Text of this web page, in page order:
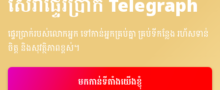
ផ្ទេរប្រាក់របស់លោកអ្នក ទៅកាន់អ្នកគ្រប់គ្នា គ្រប់ទីកន្លែង រហ័សទាន់
ចិត្ត និងសុវត្ថិភាពខ្ពស់។
មកកាន់ទីតាំងយើងខ្ញុំ